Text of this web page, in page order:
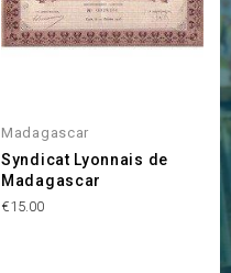
Madagascar
Syndicat Lyonnais de
Madagascar
Price
€15.00